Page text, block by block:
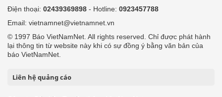
Điện thoại: 02439369898 - Hotline: 0923457788
Email: vietnamnet@vietnamnet.vn
© 1997 Báo VietNamNet. All rights reserved. Chỉ được phát hành
lại thông tin từ website này khi có sự đồng ý bằng văn bản của
báo VietNamNet.
Liên hệ quảng cáo